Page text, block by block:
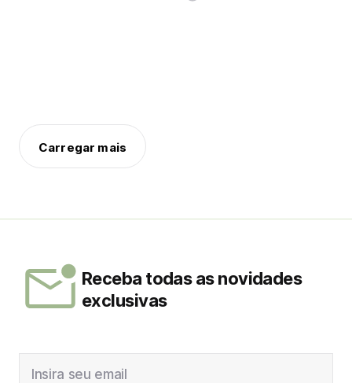
Carregar mais
Receba todas as novidades
exclusivas
Insira seu email